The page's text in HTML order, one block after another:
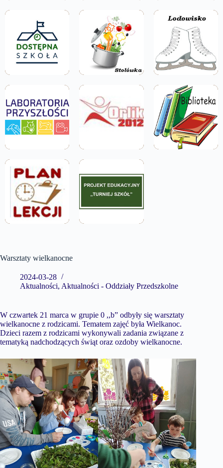
Warsztaty wielkanocne
2024-03-28
Aktualności, Aktualności - Oddziały Przedszkolne
W czwartek 21 marca w grupie 0 ,,b” odbyły się warsztaty
wielkanocne z rodzicami. Tematem zajęć była Wielkanoc.
Dzieci razem z rodzicami wykonywali zadania związane z
tematyką nadchodzących świąt oraz ozdoby wielkanocne.